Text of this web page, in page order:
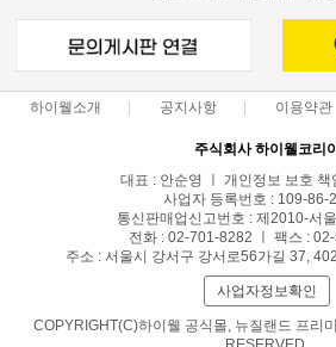
하이웰소개 공지사항 이용약관
주식회사 하이웰코리
대표 : 안순영 ㅣ 개인정보 보호 책
사업자 등록번호 : 109-86-
통신판매업신고번호 : 제2010-서
전화 : 02-701-8282 ㅣ 팩스 :
주소 : 서울시 강서구 강서로56가길 37,
사업자정보확인
COPYRIGHT(C)하이웰 공식몰, 뉴질랜드 프리